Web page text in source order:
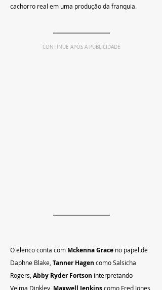
cachorro real em uma produção da franquia.
CONTINUE APÓS A PUBLICIDADE
O elenco conta com Mckenna Grace no papel de
Daphne Blake, Tanner Hagen como Salsicha
Rogers, Abby Ryder Fortson interpretando
Velma Dinkley, Maxwell Jenkins como Fred Jones